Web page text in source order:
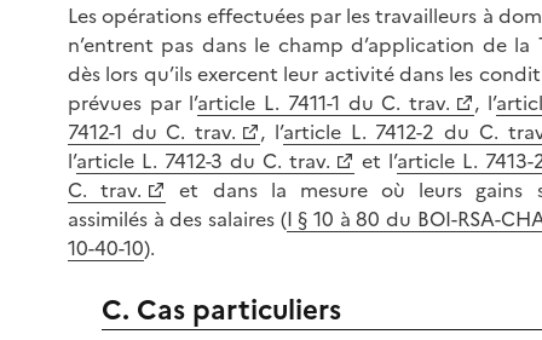
Les opérations effectuées par les travailleurs à
n’entrent pas dans le champ d’application de la
dès lors qu’ils exercent leur activité dans les
prévues par l’article L. 7411-1 du C. trav. , l’
7412-1 du C. trav.
, l’article L. 7412-2 du C.
l’article L. 7412-3 du C. trav. et l’article L.
C. trav.
et dans la mesure où leurs gains
assimilés à des salaires (I § 10 à 80 du BOI-RSA-
10-40-10).
C. Cas particuliers